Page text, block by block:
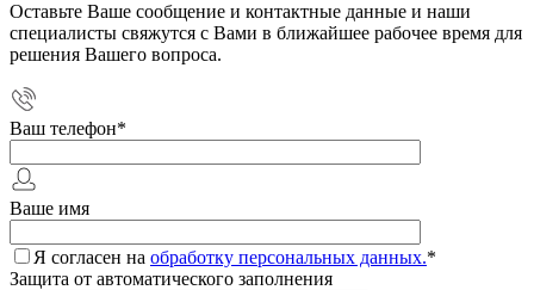
Оставьте Ваше сообщение и контактные данные и наши
специалисты свяжутся с Вами в ближайшее рабочее время для
решения Вашего вопроса.
Ваш телефон*
Ваше имя
Я согласен на обработку персональных данных.*
Защита от автоматического заполнения